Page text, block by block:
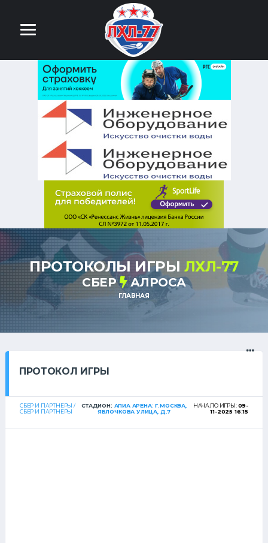
ПРОТОКОЛЫ ИГРЫ ЛХЛ-77
СБЕР АЛРОСА
ГЛАВНАЯ
ПРОТОКОЛ ИГРЫ
СБЕР И ПАРТНЕРЫ /
СБЕР И ПАРТНЕРЫ
СТАДИОН: АПИА АРЕНА: Г.МОСКВА,
ЯБЛОЧКОВА УЛИЦА, Д.7
НАЧАЛО ИГРЫ:09-
11-2025 16:15